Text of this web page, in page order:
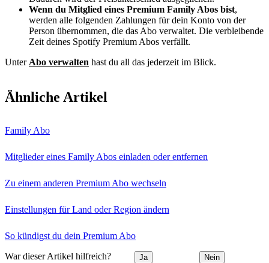
Wenn du Mitglied eines Premium Family Abos bist,
werden alle folgenden Zahlungen für dein Konto von der
Person übernommen, die das Abo verwaltet. Die verbleibende
Zeit deines Spotify Premium Abos verfällt.
Unter Abo verwalten hast du all das jederzeit im Blick.
Ähnliche Artikel
Family Abo
Mitglieder eines Family Abos einladen oder entfernen
Zu einem anderen Premium Abo wechseln
Einstellungen für Land oder Region ändern
So kündigst du dein Premium Abo
War dieser Artikel hilfreich? Ja Nein